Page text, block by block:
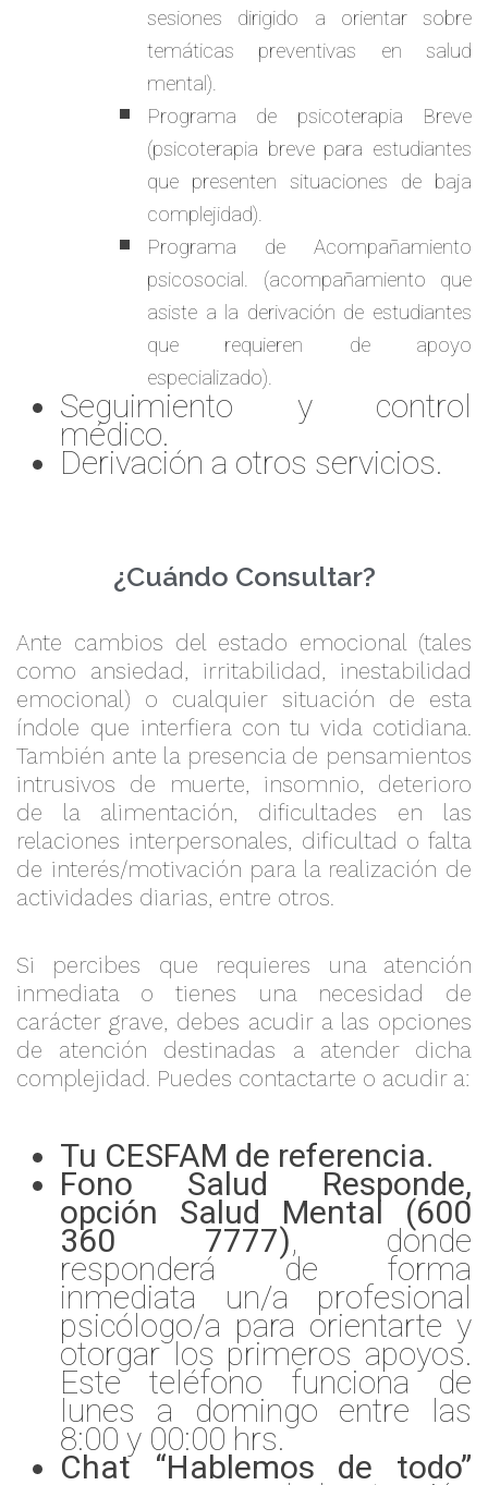
sesiones dirigido a orientar sobre
temáticas preventivas en salud
mental).
Programa de psicoterapia Breve
(psicoterapia breve para estudiantes
que presenten situaciones de baja
complejidad).
Programa de Acompañamiento
psicosocial. (acompañamiento que
asiste a la derivación de estudiantes
que requieren de apoyo
especializado).
Seguimiento y control
médico.
Derivación a otros servicios.
¿Cuándo Consultar?
Ante cambios del estado emocional (tales
como ansiedad, irritabilidad, inestabilidad
emocional) o cualquier situación de esta
índole que interfiera con tu vida cotidiana.
También ante la presencia de pensamientos
intrusivos de muerte, insomnio, deterioro
de la alimentación, dificultades en las
relaciones interpersonales, dificultad o falta
de interés/motivación para la realización de
actividades diarias, entre otros.
Si percibes que requieres una atención
inmediata o tienes una necesidad de
carácter grave, debes acudir a las opciones
de atención destinadas a atender dicha
complejidad. Puedes contactarte o acudir a:
Tu CESFAM de referencia.
Fono Salud Responde,
opción Salud Mental (600
360 7777), donde
responderá de forma
inmediata un/a profesional
psicólogo/a para orientarte y
otorgar los primeros apoyos.
Este teléfono funciona de
lunes a domingo entre las
8:00 y 00:00 hrs.
Chat “Hablemos de todo”